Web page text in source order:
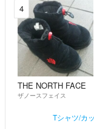
4
THE NORTH FACE
ザノースフェイス
Tシャツ/カ